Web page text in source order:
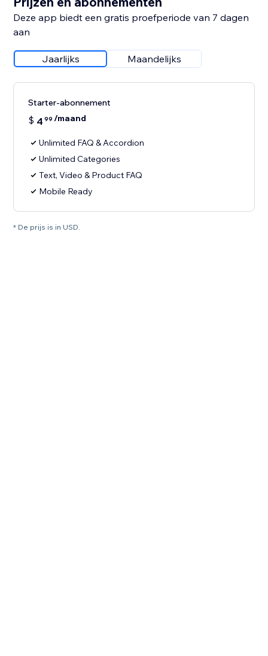
Deze app biedt een gratis proefperiode van 7 dagen
aan
Jaarlijks Maandelijks
Starter-abonnement
$ 4 99 /maand
Unlimited FAQ & Accordion
Unlimited Categories
Text, Video & Product FAQ
Mobile Ready
* De prijs is in USD.